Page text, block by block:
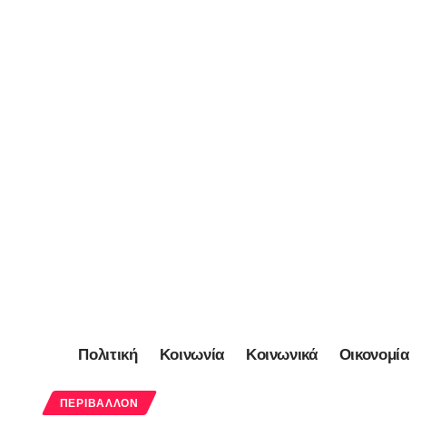
Πολιτική Κοινωνία Κοινωνικά Οικονομία
ΠΕΡΙΒΆΛΛΟΝ